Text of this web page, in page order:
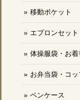
移動ポケット
エプロンセット
体操服袋・お
お弁当袋・コ
ペンケース